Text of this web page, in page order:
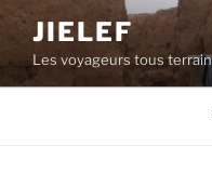
Aller
contenu
principal
JIELEF
Les voyageurs tous